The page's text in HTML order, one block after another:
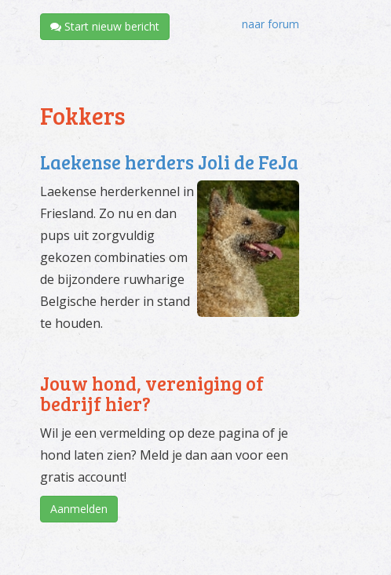
Start nieuw bericht naar forum
Fokkers
Laekense herders Joli de FeJa
Laekense herderkennel in
Friesland. Zo nu en dan
pups uit zorgvuldig
gekozen combinaties om
de bijzondere ruwharige
Belgische herder in stand
te houden.
Jouw hond, vereniging of
bedrijf hier?
Wil je een vermelding op deze pagina of je
hond laten zien? Meld je dan aan voor een
gratis account!
Aanmelden